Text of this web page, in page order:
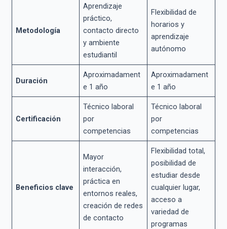
Metodología
Aprendizaje
práctico,
contacto directo
y ambiente
estudiantil
Flexibilidad de
horarios y
aprendizaje
autónomo
Duración
Aproximadament
e 1 año
Aproximadament
e 1 año
Certificación
Técnico laboral
por
competencias
Técnico laboral
por
competencias
Beneficios clave
Mayor
interacción,
práctica en
entornos reales,
creación de redes
de contacto
Flexibilidad total,
posibilidad de
estudiar desde
cualquier lugar,
acceso a
variedad de
programas